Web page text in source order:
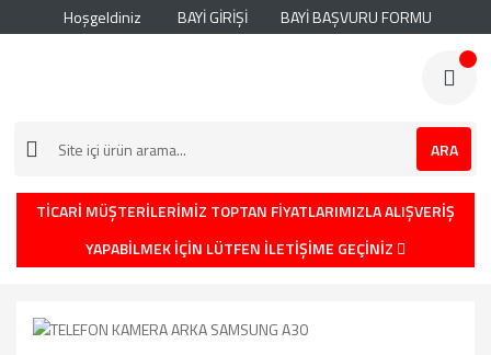
Hoşgeldiniz BAYİ GİRİŞİ BAYİ BAŞVURU FORMU
ARA
TİCARİ MÜŞTERİLERİMİZ TOPTAN FİYATLARIMIZLA ALIŞVERİŞ
YAPABİLMEK İÇİN LÜTFEN İLETİŞİME GEÇİNİZ